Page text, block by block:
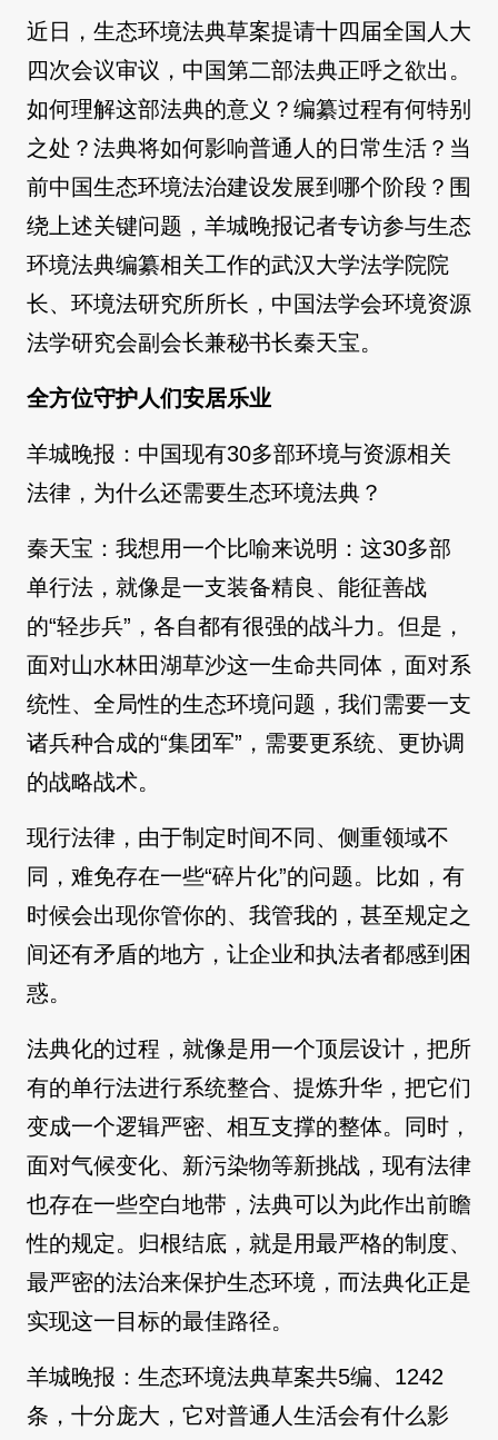
近日，生态环境法典草案提请十四届全国人大
四次会议审议，中国第二部法典正呼之欲出。
如何理解这部法典的意义？编纂过程有何特别
之处？法典将如何影响普通人的日常生活？当
前中国生态环境法治建设发展到哪个阶段？围
绕上述关键问题，羊城晚报记者专访参与生态
环境法典编纂相关工作的武汉大学法学院院
长、环境法研究所所长，中国法学会环境资源
法学研究会副会长兼秘书长秦天宝。
全方位守护人们安居乐业
羊城晚报：中国现有30多部环境与资源相关
法律，为什么还需要生态环境法典？
秦天宝：我想用一个比喻来说明：这30多部
单行法，就像是一支装备精良、能征善战
的“轻步兵”，各自都有很强的战斗力。但是，
面对山水林田湖草沙这一生命共同体，面对系
统性、全局性的生态环境问题，我们需要一支
诸兵种合成的“集团军”，需要更系统、更协调
的战略战术。
现行法律，由于制定时间不同、侧重领域不
同，难免存在一些“碎片化”的问题。比如，有
时候会出现你管你的、我管我的，甚至规定之
间还有矛盾的地方，让企业和执法者都感到困
惑。
法典化的过程，就像是用一个顶层设计，把所
有的单行法进行系统整合、提炼升华，把它们
变成一个逻辑严密、相互支撑的整体。同时，
面对气候变化、新污染物等新挑战，现有法律
也存在一些空白地带，法典可以为此作出前瞻
性的规定。归根结底，就是用最严格的制度、
最严密的法治来保护生态环境，而法典化正是
实现这一目标的最佳路径。
羊城晚报：生态环境法典草案共5编、1242
条，十分庞大，它对普通人生活会有什么影